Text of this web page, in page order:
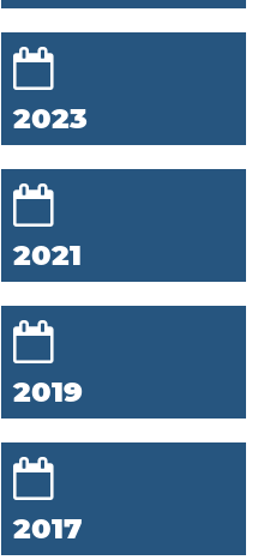
2023
2021
2019
2017